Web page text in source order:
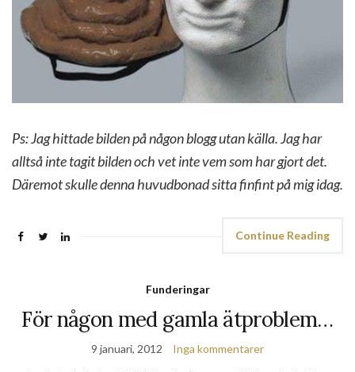
Ps: Jag hittade bilden på någon blogg utan källa. Jag har
alltså inte tagit bilden och vet inte vem som har gjort det.
Däremot skulle denna huvudbonad sitta finfint på mig idag.
Continue Reading
Funderingar
För någon med gamla ätproblem…
9 januari, 2012 Inga kommentarer